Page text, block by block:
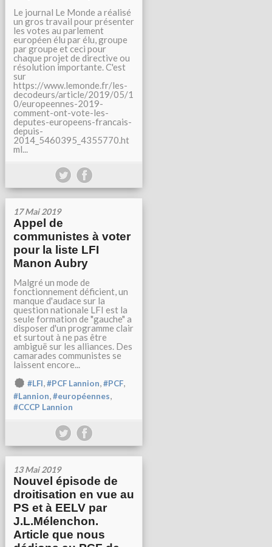
Le journal Le Monde a réalisé
un gros travail pour présenter
les votes au parlement
européen élu par élu, groupe
par groupe et ceci pour
chaque projet de directive ou
résolution importante. C'est
sur
https://www.lemonde.fr/les-
decodeurs/article/2019/05/1
0/europeennes-2019-
comment-ont-vote-les-
deputes-europeens-francais-
depuis-
2014_5460395_4355770.ht
ml...
17 Mai 2019
Appel de
communistes à voter
pour la liste LFI
Manon Aubry
Malgré un mode de
fonctionnement déficient, un
manque d'audace sur la
question nationale LFI est la
seule formation de "gauche" a
disposer d'un programme clair
et surtout à ne pas être
ambiguë sur les alliances. Des
camarades communistes se
laissent encore...
#LFI,#PCF Lannion,#PCF,
#Lannion,#européennes,
#CCCP Lannion
13 Mai 2019
Nouvel épisode de
droitisation en vue au
PS et à EELV par
J.L.Mélenchon.
Article que nous